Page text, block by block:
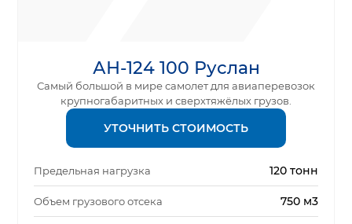
АН-124 100 Руслан
Самый большой в мире самолет для авиаперевозок
крупногабаритных и сверхтяжёлых грузов.
УТОЧНИТЬ СТОИМОСТЬ
Предельная нагрузка 120 тонн
Объем грузового отсека 750 м3